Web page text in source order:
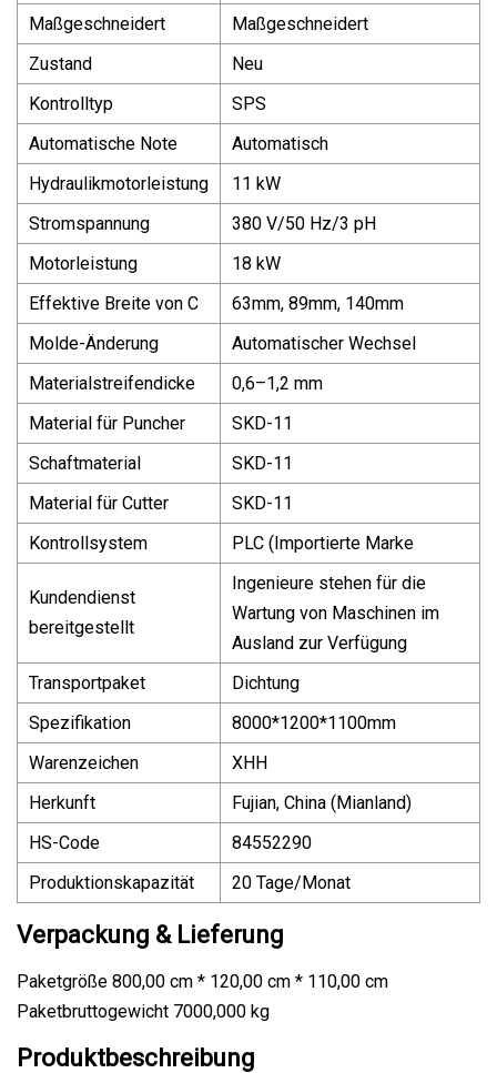
Maßgeschneidert
Maßgeschneidert
Zustand
Neu
Kontrolltyp
SPS
Automatische Note
Automatisch
Hydraulikmotorleistung
11 kW
Stromspannung
380 V/50 Hz/3 pH
Motorleistung
18 kW
Effektive Breite von C
63mm, 89mm, 140mm
Molde-Änderung
Automatischer Wechsel
Materialstreifendicke
0,6–1,2 mm
Material für Puncher
SKD-11
Schaftmaterial
SKD-11
Material für Cutter
SKD-11
Kontrollsystem
PLC (Importierte Marke
Kundendienst
bereitgestellt
Ingenieure stehen für die
Wartung von Maschinen im
Ausland zur Verfügung
Transportpaket
Dichtung
Spezifikation
8000*1200*1100mm
Warenzeichen
XHH
Herkunft
Fujian, China (Mianland)
HS-Code
84552290
Produktionskapazität
20 Tage/Monat
Verpackung & Lieferung
Paketgröße 800,00 cm * 120,00 cm * 110,00 cm
Paketbruttogewicht 7000,000 kg
Produktbeschreibung